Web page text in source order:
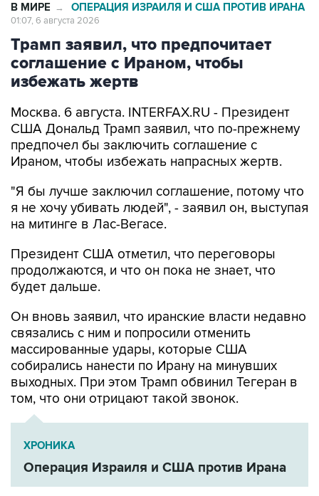
В МИРЕ → ОПЕРАЦИЯ ИЗРАИЛЯ И США ПРОТИВ ИРАНА
01:07, 6 августа 2026
Трамп заявил, что предпочитает
соглашение с Ираном, чтобы
избежать жертв
Москва. 6 августа. INTERFAX.RU - Президент
США Дональд Трамп заявил, что по-прежнему
предпочел бы заключить соглашение с
Ираном, чтобы избежать напрасных жертв.
"Я бы лучше заключил соглашение, потому что
я не хочу убивать людей", - заявил он, выступая
на митинге в Лас-Вегасе.
Президент США отметил, что переговоры
продолжаются, и что он пока не знает, что
будет дальше.
Он вновь заявил, что иранские власти недавно
связались с ним и попросили отменить
массированные удары, которые США
собирались нанести по Ирану на минувших
выходных. При этом Трамп обвинил Тегеран в
том, что они отрицают такой звонок.
ХРОНИКА
Операция Израиля и США против Ирана